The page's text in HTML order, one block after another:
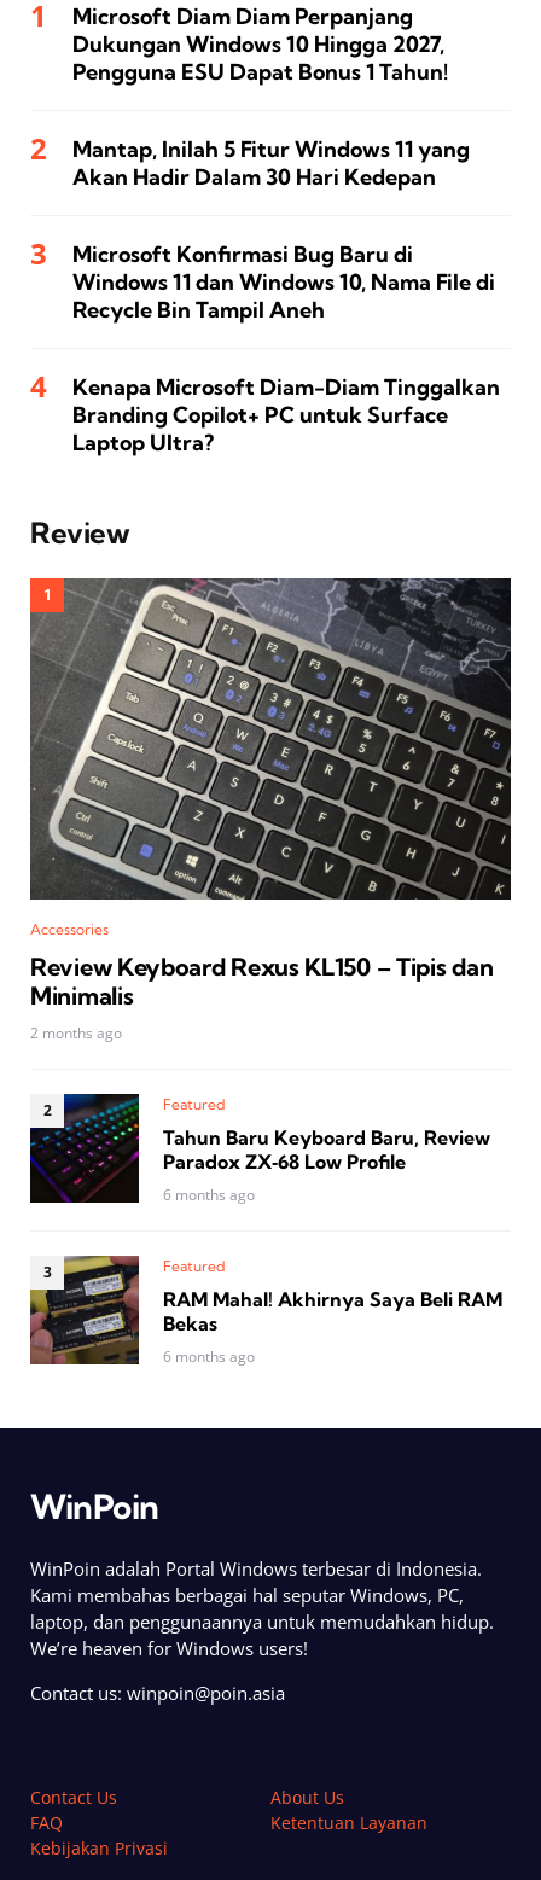
Microsoft Diam Diam Perpanjang
Dukungan Windows 10 Hingga 2027,
Pengguna ESU Dapat Bonus 1 Tahun!
Mantap, Inilah 5 Fitur Windows 11 yang
Akan Hadir Dalam 30 Hari Kedepan
Microsoft Konfirmasi Bug Baru di
Windows 11 dan Windows 10, Nama File di
Recycle Bin Tampil Aneh
Kenapa Microsoft Diam-Diam Tinggalkan
Branding Copilot+ PC untuk Surface
Laptop Ultra?
Review
Accessories
Review Keyboard Rexus KL150 – Tipis dan
Minimalis
2 months ago
Featured
Tahun Baru Keyboard Baru, Review
Paradox ZX‑68 Low Profile
6 months ago
Featured
RAM Mahal! Akhirnya Saya Beli RAM
Bekas
6 months ago
WinPoin
WinPoin adalah Portal Windows terbesar di Indonesia.
Kami membahas berbagai hal seputar Windows, PC,
laptop, dan penggunaannya untuk memudahkan hidup.
We’re heaven for Windows users!
Contact us: winpoin@poin.asia
Contact Us
About Us
FAQ
Ketentuan Layanan
Kebijakan Privasi